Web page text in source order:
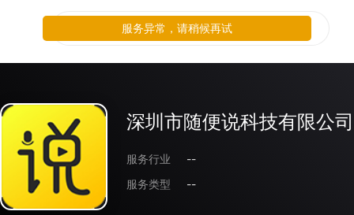
深圳市随便说科技有限公司
服务行业
--
服务类型
--
服务异常，请稍候再试